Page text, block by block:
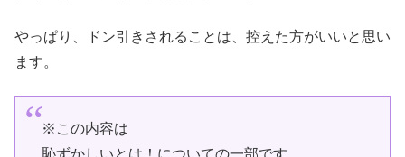
やっぱり、ドン引きされることは、控えた方がいいと思い
ます。
※この内容は